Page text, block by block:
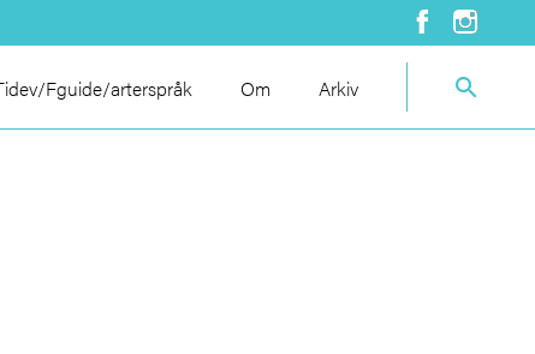
Fguide/arterspråk Om Arkiv